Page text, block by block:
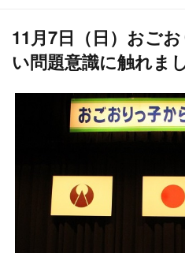
11月7日（日）おご
い問題意識に触れま